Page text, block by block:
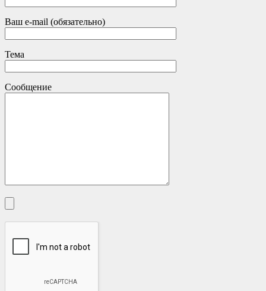
Ваш e-mail (обязательно)
Тема
Сообщение